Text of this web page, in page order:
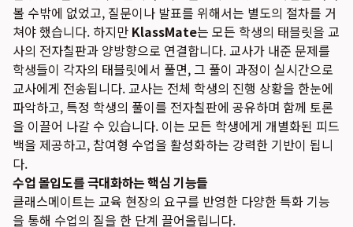
볼 수밖에 없었고, 질문이나 발표를 위해서는 별도의 절차를 거
쳐야 했습니다. 하지만 KlassMate는 모든 학생의 태블릿을 교
사의 전자칠판과 양방향으로 연결합니다. 교사가 내준 문제를
학생들이 각자의 태블릿에서 풀면, 그 풀이 과정이 실시간으로
교사에게 전송됩니다. 교사는 전체 학생의 진행 상황을 한눈에
파악하고, 특정 학생의 풀이를 전자칠판에 공유하며 함께 토론
을 이끌어 나갈 수 있습니다. 이는 모든 학생에게 개별화된 피드
백을 제공하고, 참여형 수업을 활성화하는 강력한 기반이 됩니
다.
수업 몰입도를 극대화하는 핵심 기능들
클래스메이트는 교육 현장의 요구를 반영한 다양한 특화 기능
을 통해 수업의 질을 한 단계 끌어올립니다.